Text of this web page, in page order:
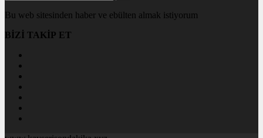
Bu web sitesinden haber ve ebülten almak istiyorum
BİZİ TAKİP ET